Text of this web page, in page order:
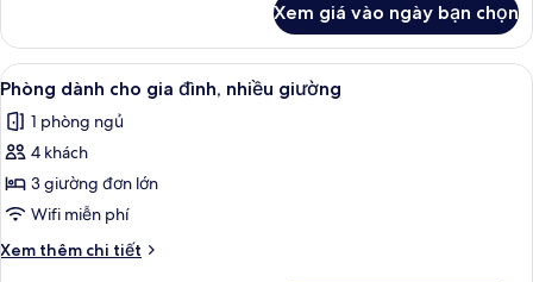
Phòng
giường
Deluxe
Xem giá vào ngày bạn chọn
Xem
tất
cả
ảnh
Phòng
dành
cho
gia
Phòng dành cho gia đình, nhiều
1
Phòng dành cho gia đình, nhiều giường
1 phòng ngủ
4 khách
3 giường đơn lớn
Wifi miễn phí
Xem thêm chi tiết
Chi